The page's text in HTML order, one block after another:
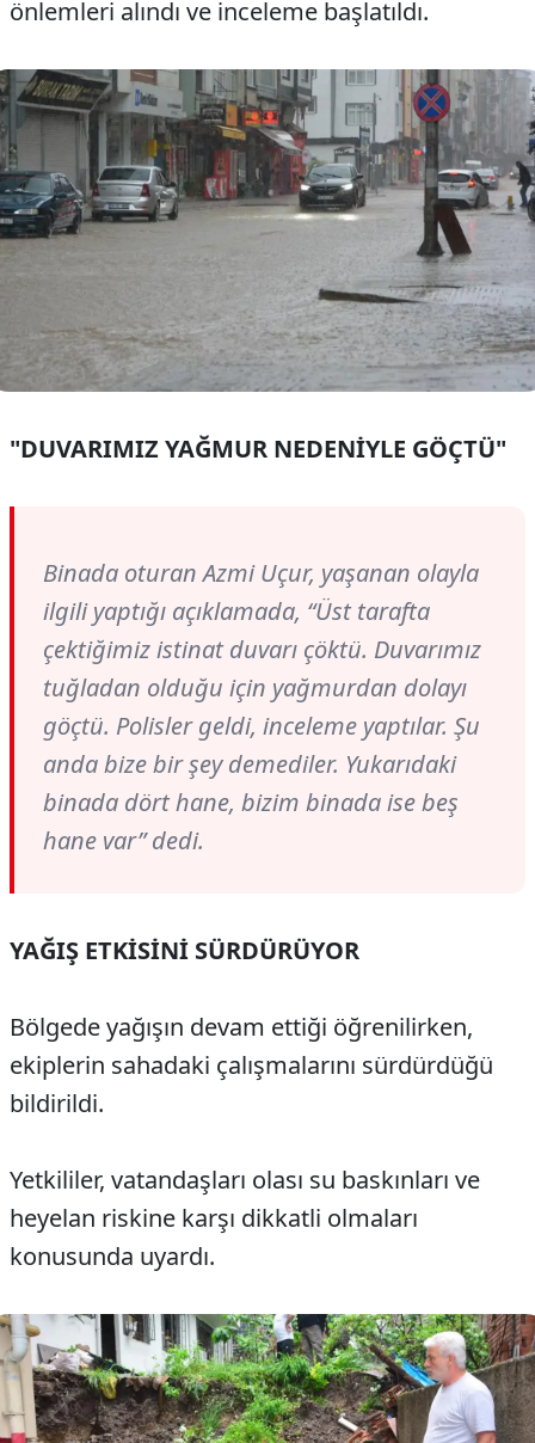
önlemleri alındı ve inceleme başlatıldı.
"DUVARIMIZ YAĞMUR NEDENİYLE GÖÇTÜ"
Binada oturan Azmi Uçur, yaşanan olayla
ilgili yaptığı açıklamada, “Üst tarafta
çektiğimiz istinat duvarı çöktü. Duvarımız
tuğladan olduğu için yağmurdan dolayı
göçtü. Polisler geldi, inceleme yaptılar. Şu
anda bize bir şey demediler. Yukarıdaki
binada dört hane, bizim binada ise beş
hane var” dedi.
YAĞIŞ ETKİSİNİ SÜRDÜRÜYOR
Bölgede yağışın devam ettiği öğrenilirken,
ekiplerin sahadaki çalışmalarını sürdürdüğü
bildirildi.
Yetkililer, vatandaşları olası su baskınları ve
heyelan riskine karşı dikkatli olmaları
konusunda uyardı.